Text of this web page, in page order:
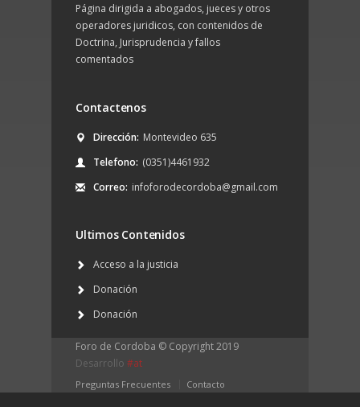
Página dirigida a abogados, jueces y otros
operadores juridicos, con contenidos de
Doctrina, Jurisprudencia y fallos
comentados
Contactenos
Dirección: Montevideo 635
Telefono: (0351)4461932
Correo: infoforodecordoba@gmail.com
Ultimos Contenidos
Acceso a la justicia
Donación
Donación
Foro de Cordoba © Copyright 2019
Desarrollo #at
Preguntas Frecuentes Contacto